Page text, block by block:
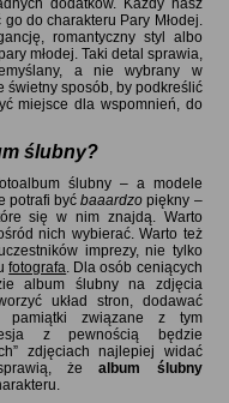
do charakteru Pary Młodej.
romantyczny styl albo
młodej. Taki detal sprawia,
a nie wybrany w
świetny sposób, by podkreślić
miejsce dla wspomnień, do
ślubny
ślubny – a modele
potrafi byćbaaardzo piękny –
się w nim znajdą. Warto
nich wybierać. Warto też
imprezy, nie tylko
fotografa . Dla osób ceniących
album ślubny na zdjęcia
układ stron, dodawać
pamiątki związane z tym
z pewnością będzie
zdjęciach najlepiej widać
żealbum ślubny